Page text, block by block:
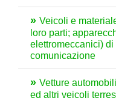
Veicoli e
loro parti;
elettromeccanici)
comunicazione
Vetture
ed altri veicoli